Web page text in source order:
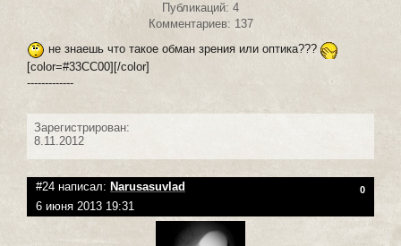
Публикаций: 4
Комментариев: 137
не знаешь что такое обман зрения или оптика???
[color=#33CC00][/color]
-------------
Зарегистрирован:
8.11.2012
#24 написал: Narusasuvlad 0
6 июня 2013 19:31